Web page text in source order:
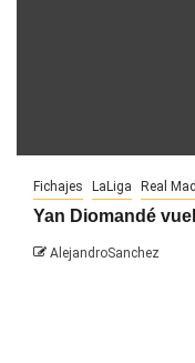
Fichajes LaLiga Real
Yan Diomandé
AlejandroSanchez